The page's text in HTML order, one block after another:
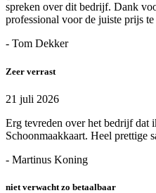
spreken over dit bedrijf. Dank
professional voor de juiste prijs
- Tom Dekker
Zeer verrast
21 juli 2026
Erg tevreden over het bedrijf dat
Schoonmaakkaart. Heel prettige
- Martinus Koning
niet verwacht zo betaalbaar